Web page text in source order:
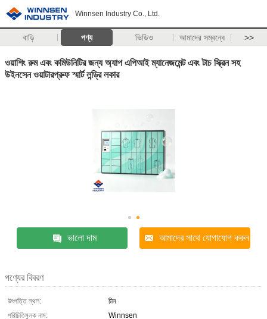
Winnsen Industry Co., Ltd.
বাড়ি পণ্য ভিডিও আমাদের সম্বন্ধে >>
ওয়াশিং রুম এবং কমিউনিটির জন্য অ্যাপ এপিআই ম্যানেজমেন্ট এবং টাচ স্ক্রিন সহ
উইনসেন ওয়াটারপ্রুফ স্মার্ট লন্ড্রি লকার
ভালো দাম আমাদের সাথে যোগাযোগ করুন
পণ্যের বিবরণ
উৎপত্তি স্থল:
চীন
পরিচিতিমুলক নাম:
Winnsen